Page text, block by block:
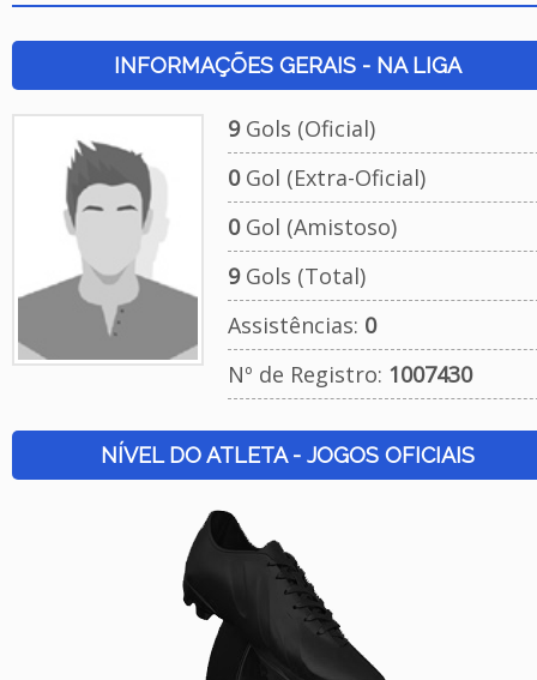
INFORMAÇÕES GERAIS - NA LIGA
9Gols (Oficial)
0Gol (Extra-Oficial)
0Gol (Amistoso)
9Gols (Total)
Assistências: 0
Nº de Registro: 1007430
NÍVEL DO ATLETA - JOGOS OFICIAIS